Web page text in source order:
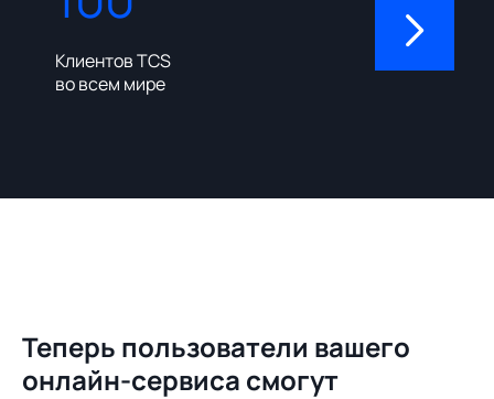
Клиентов TCS
во всем мире
Теперь пользователи вашего
онлайн-сервиса смогут